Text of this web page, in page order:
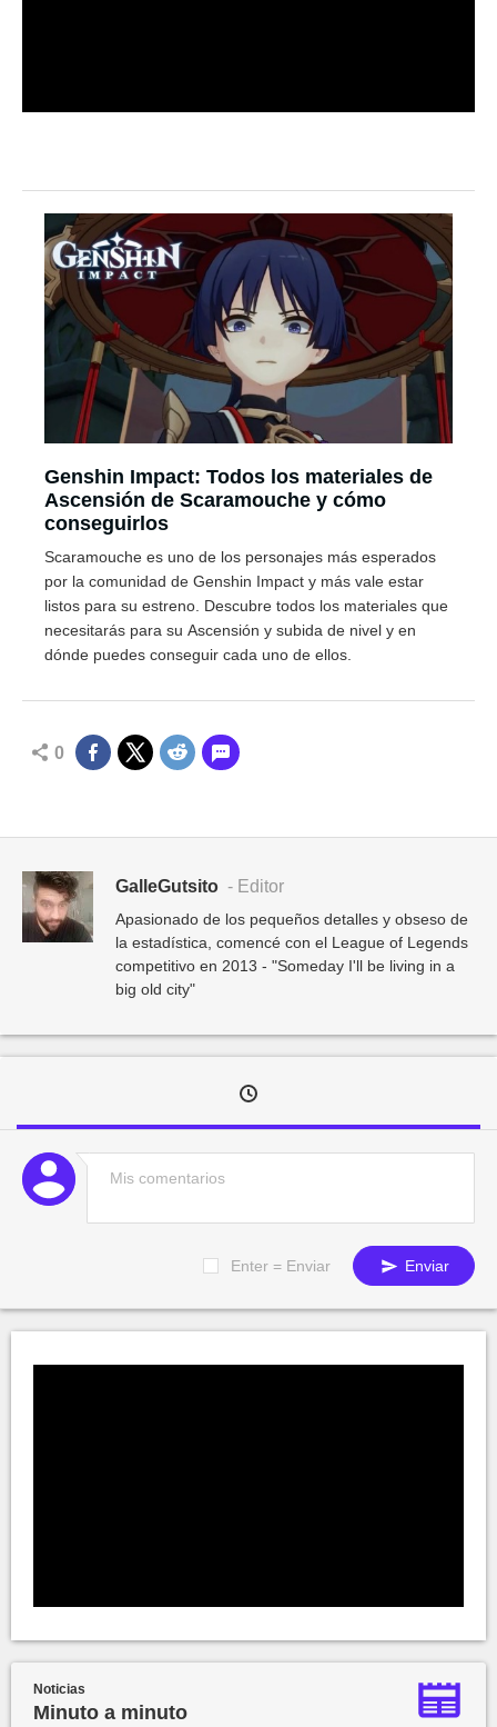
Genshin Impact: Todos los materiales de
Ascensión de Scaramouche y cómo
conseguirlos
Scaramouche es uno de los personajes más esperados
por la comunidad de Genshin Impact y más vale estar
listos para su estreno. Descubre todos los materiales que
necesitarás para su Ascensión y subida de nivel y en
dónde puedes conseguir cada uno de ellos.
0
GalleGutsito - Editor
Apasionado de los pequeños detalles y obseso de
la estadística, comencé con el League of Legends
competitivo en 2013 - "Someday I'll be living in a
big old city"
Enter = Enviar Enviar
Noticias
Minuto a minuto